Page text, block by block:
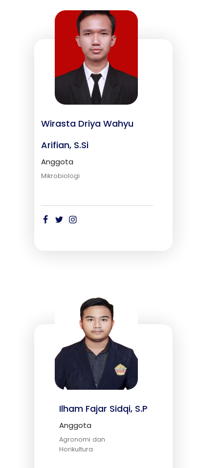
Wirasta Driya Wahyu
Arifian, S.Si
Anggota
Mikrobiologi
Ilham Fajar Sidqi, S.P
Anggota
Agronomi dan
Horikultura